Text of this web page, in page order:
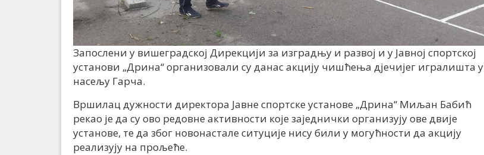
Запослени у вишеградској Дирекцији за изградњу и развој и у Јавној спортској
установи „Дрина“ организовали су данас акцију чишћења дјечијег игралишта у
насељу Гарча.
Вршилац дужности директора Јавне спортске установе „Дрина“ Миљан Бабић
рекао је да су ово редовне активности које заједнички организују ове двије
установе, те да због новонастале ситуције нису били у могућности да акцију
реализују на прољеће.